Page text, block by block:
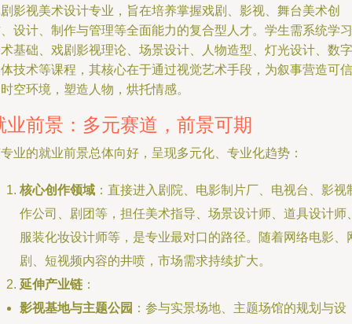
影视美术设计专业，旨在培养掌握戏剧、影视、舞台美术创
设计、制作与管理等全面能力的复合型人才。学生需系统学习
基础、戏剧影视理论、场景设计、人物造型、灯光设计、数字
技术等课程，其核心在于通过视觉艺术手段，为叙事营造可信
空环境，塑造人物，烘托情感。
业前景：多元赛道，前景可期
业的就业前景总体向好，呈现多元化、专业化趋势：
核心创作领域 ：直接进入剧院、电影制片厂、电视台、影视
作公司、剧团等，担任美术指导、场景设计师、道具设计师
服装化妆设计师等，是专业最对口的路径。随着网络电影、
剧、短视频内容的井喷，市场需求持续扩大。
延伸产业链 ：
影视基地与主题公园 ：参与实景场地、主题场馆的规划与设